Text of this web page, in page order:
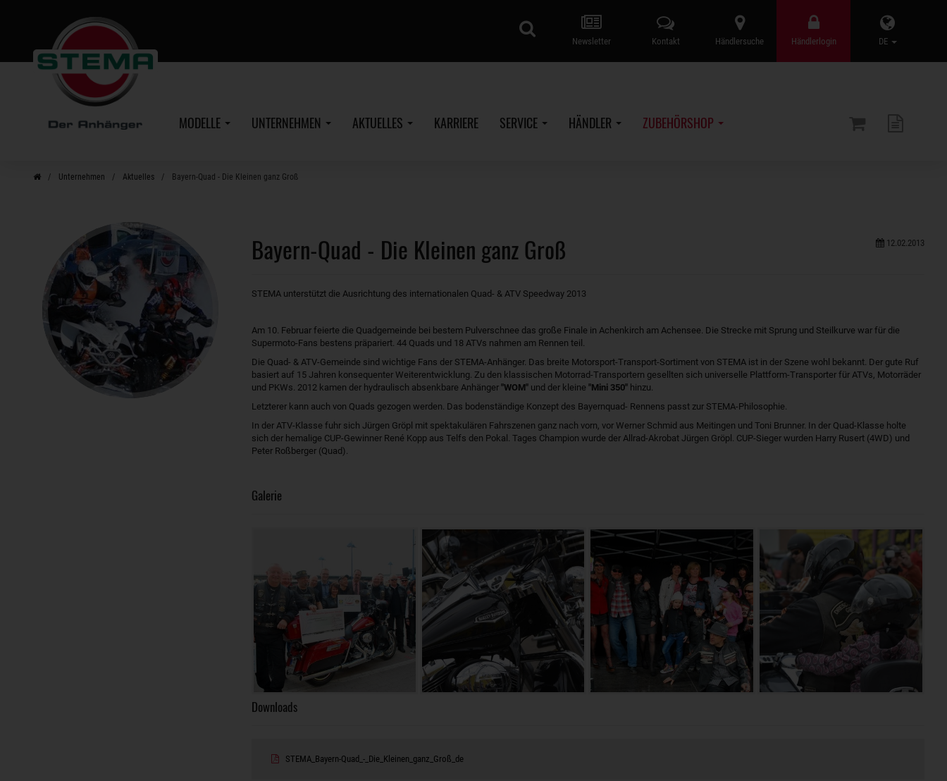
DE
Händlerlogin
Händlersuche
Kontakt
Newsletter
MODELLE UNTERNEHMEN AKTUELLES KARRIERE SERVICE HÄNDLER ZUBEHÖRSHOP
Unternehmen Aktuelles Bayern-Quad - Die Kleinen ganz Groß
12.02.2013
Bayern-Quad - Die Kleinen ganz Groß
STEMA unterstützt die Ausrichtung des internationalen Quad- & ATV Speedway 2013
Am 10. Februar feierte die Quadgemeinde bei bestem Pulverschnee das große Finale in Achenkirch am Achensee. Die Strecke mit Sprung und Steilkurve war für die
Supermoto-Fans bestens präpariert. 44 Quads und 18 ATVs nahmen am Rennen teil.
Die Quad- & ATV-Gemeinde sind wichtige Fans der STEMA-Anhänger. Das breite Motorsport-Transport-Sortiment von STEMA ist in der Szene wohl bekannt. Der gute Ruf
basiert auf 15 Jahren konsequenter Weiterentwicklung. Zu den klassischen Motorrad-Transportern gesellten sich universelle Plattform-Transporter für ATVs, Motorräder
und PKWs. 2012 kamen der hydraulisch absenkbare Anhänger "WOM" und der kleine "Mini 350" hinzu.
Letzterer kann auch von Quads gezogen werden. Das bodenständige Konzept des Bayernquad- Rennens passt zur STEMA-Philosophie.
In der ATV-Klasse fuhr sich Jürgen Gröpl mit spektakulären Fahrszenen ganz nach vorn, vor Werner Schmid aus Meitingen und Toni Brunner. In der Quad-Klasse holte
sich der hemalige CUP-Gewinner René Kopp aus Telfs den Pokal. Tages Champion wurde der Allrad-Akrobat Jürgen Gröpl. CUP-Sieger wurden Harry Rusert (4WD) und
Peter Roßberger (Quad).
Galerie
Downloads
STEMA_Bayern-Quad_-_Die_Kleinen_ganz_Groß_de